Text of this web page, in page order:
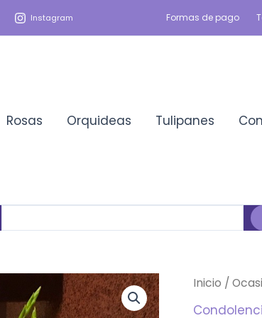
Instagram Formas de pago
Rosas Orquideas Tulipanes
Inicio /